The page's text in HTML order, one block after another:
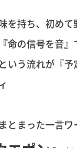
を持ち、初め
命の信号を音』
いう流れが『予
とまった一言ワ